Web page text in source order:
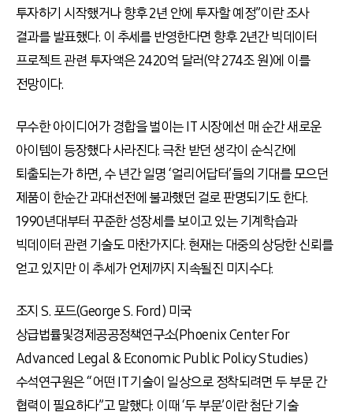
투자하기 시작했거나 향후 2년 안에 투자할 예정”이란 조사
결과를 발표했다. 이 추세를 반영한다면 향후 2년간 빅데이터
프로젝트 관련 투자액은 2420억 달러(약 274조 원)에 이를
전망이다.
무수한 아이디어가 경합을 벌이는 IT 시장에선 매 순간 새로운
아이템이 등장했다 사라진다. 극찬 받던 생각이 순식간에
퇴출되는가 하면, 수 년간 일명 ‘얼리어답터’들의 기대를 모으던
제품이 한순간 과대선전에 불과했던 걸로 판명되기도 한다.
1990년대부터 꾸준한 성장세를 보이고 있는 기계학습과
빅데이터 관련 기술도 마찬가지다. 현재는 대중의 상당한 신뢰를
얻고 있지만 이 추세가 언제까지 지속될진 미지수다.
조지 S. 포드(George S. Ford) 미국
상급법률및경제공공정책연구소(Phoenix Center For
Advanced Legal & Economic Public Policy Studies)
수석연구원은 “어떤 IT 기술이 일상으로 정착되려면 두 부문 간
협력이 필요하다”고 말했다. 이때 ‘두 부문’이란 첨단 기술